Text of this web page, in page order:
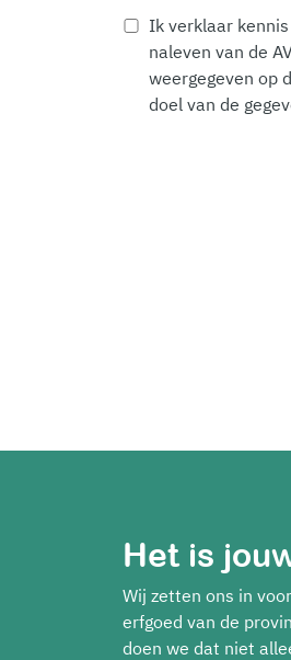
Ik verklaar
naleven van de
weergegeven op
doel van de
Het is
Wij zetten ons in
erfgoed van de
doen we dat niet